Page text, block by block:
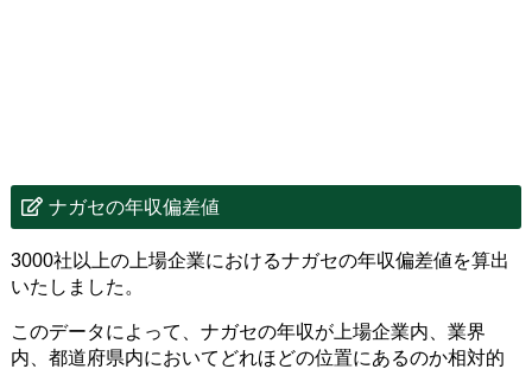
ナガセの年収偏差値
3000社以上の上場企業におけるナガセの年収偏差値を算出
いたしました。
このデータによって、ナガセの年収が上場企業内、業界
内、都道府県内においてどれほどの位置にあるのか相対的